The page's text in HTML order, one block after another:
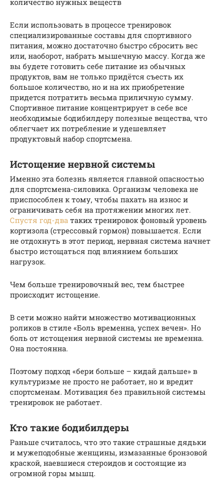
количество нужных веществ
Если использовать в процессе тренировок
специализированные составы для спортивного
питания, можно достаточно быстро сбросить вес
или, наоборот, набрать мышечную массу. Когда же
вы будете готовить себе питание из обычных
продуктов, вам не только придётся съесть их
большое количество, но и на их приобретение
придется потратить весьма приличную сумму.
Спортивное питание концентрирует в себе все
необходимые бодибилдеру полезные вещества, что
облегчает их потребление и удешевляет
продуктовый набор спортсмена.
Истощение нервной системы
Именно эта болезнь является главной опасностью
для спортсмена-силовика. Организм человека не
приспособлен к тому, чтобы пахать на износ и
ограничивать себя на протяжении многих лет.
Спустя год-два таких тренировок фоновый уровень
кортизола (стрессовый гормон) повышается. Если
не отдохнуть в этот период, нервная система начнет
быстро истощаться под влиянием больших
нагрузок.
Чем больше тренировочный вес, тем быстрее
происходит истощение.
В сети можно найти множество мотивационных
роликов в стиле «Боль временна, успех вечен». Но
боль от истощения нервной системы не временна.
Она постоянна.
Поэтому подход «бери больше – кидай дальше» в
культуризме не просто не работает, но и вредит
спортсменам. Мотивация без правильной системы
тренировок не работает.
Кто такие бодибилдеры
Раньше считалось, что это такие страшные дядьки
и мужеподобные женщины, измазанные бронзовой
краской, наевшиеся стероидов и состоящие из
огромной горы мышц.